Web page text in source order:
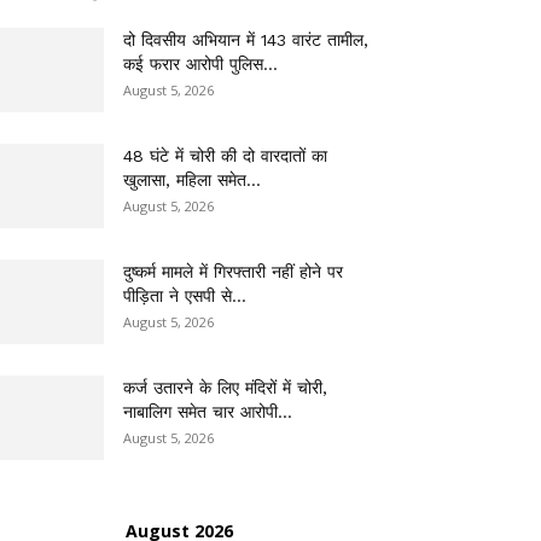
दो दिवसीय अभियान में 143 वारंट तामील,
कई फरार आरोपी पुलिस...
August 5, 2026
48 घंटे में चोरी की दो वारदातों का
खुलासा, महिला समेत...
August 5, 2026
दुष्कर्म मामले में गिरफ्तारी नहीं होने पर
पीड़िता ने एसपी से...
August 5, 2026
कर्ज उतारने के लिए मंदिरों में चोरी,
नाबालिग समेत चार आरोपी...
August 5, 2026
August 2026